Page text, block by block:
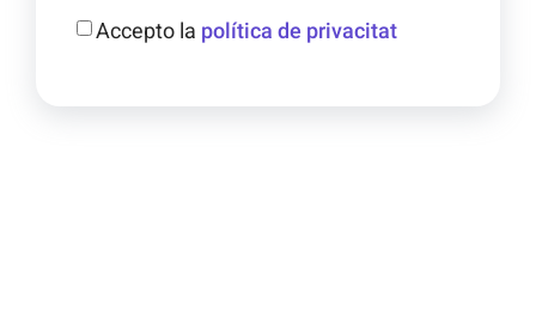
Accepto la política de privacitat